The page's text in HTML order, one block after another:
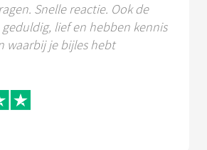
Snelle reactie. Ook de
lief en hebben kennis
waarbij je bijles hebt